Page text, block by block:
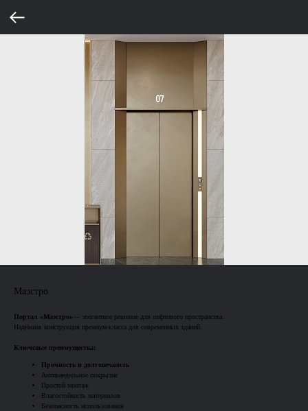
Маэстро
Портал «Маэстро» — элегантное решение для лифтового пространства.
Надёжная конструкция премиум-класса для современных зданий.
Ключевые преимущества:
Прочность и долговечность
Антивандальное покрытие
Простой монтаж
Влагостойкость материалов
Безопасность использования